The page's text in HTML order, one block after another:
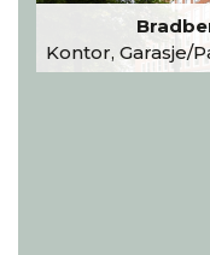
Kontor, Garasje/Parkering,